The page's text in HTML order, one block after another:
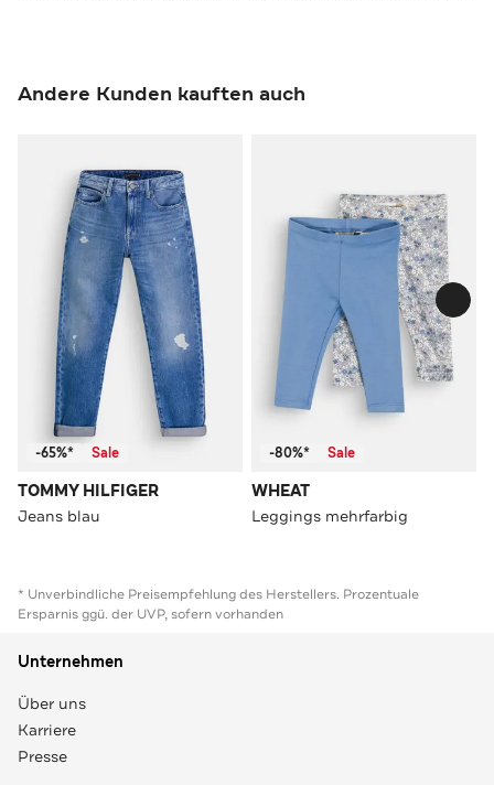
Andere Kunden kauften auch
-65%* Sale
TOMMY HILFIGER
Jeans blau
-80%* Sale
WHEAT
Leggings mehrfarbig
* Unverbindliche Preisempfehlung des Herstellers. Prozentuale
Ersparnis ggü. der UVP, sofern vorhanden
Unternehmen
Über uns
Karriere
Presse